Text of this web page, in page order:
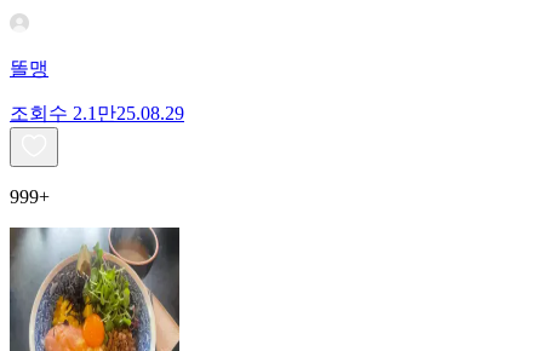
똘맹
조회수 2.1만25.08.29
999+